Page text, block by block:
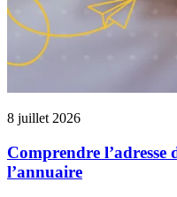
8 juillet 2026
Comprendre
l’annuaire